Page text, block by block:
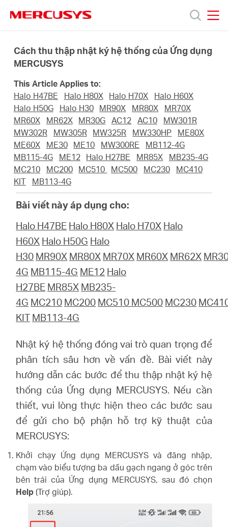
navigation
Giới
thiệu
eCatalog
Nam
Tiếng
Cách thu thập nhật ký hệ thống của Ứng dụng
MERCUSYS
This Article Applies to:
Halo H47BE
Halo H80X Halo H70X
Halo H60X
Halo H50G
Halo H30 MR90X MR80X
MR70X
MR60X
MR62X MR30G AC12 AC10
MW301R
MW302R
MW305R MW325R MW330HP
ME80X
ME60X
ME30 ME10 MW300RE
MB112-4G
MB115-4G
ME12 Halo H27BE MR85X
MB235-4G
MC210
MC200 MC510 MC500 MC230
MC410
KIT
MB113-4G
Bài viết này áp dụng cho:
Halo H47BE Halo H80X Halo H70X Halo
H60X Halo H50G Halo
H30 MR90X MR80X MR70X MR60X MR62X
4G MB115-4G ME12 Halo
H27BE MR85X MB235-
4G MC210 MC200 MC510 MC500 MC230
KIT MB113-4G
Nhật ký hệ thống đóng vai trò quan trọng để
phân tích sâu hơn về vấn đề. Bài viết này
hướng dẫn các bước để thu thập nhật ký hệ
thống của Ứng dụng MERCUSYS. Nếu cần
thiết, vui lòng thực hiện theo các bước sau
để gửi cho bộ phận hỗ trợ kỹ thuật của
MERCUSYS:
Khởi chạy Ứng dụng MERCUSYS và đăng nhập,
chạm vào biểu tượng ba dấu gạch ngang ở góc trên
bên trái của Ứng dụng MERCUSYS, sau đó chọn
Help (Trợ giúp).